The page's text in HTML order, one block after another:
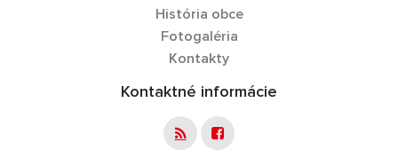
História obce
Fotogaléria
Kontakty
Kontaktné informácie